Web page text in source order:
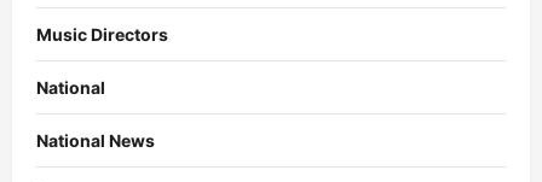
Music Directors
National
National News